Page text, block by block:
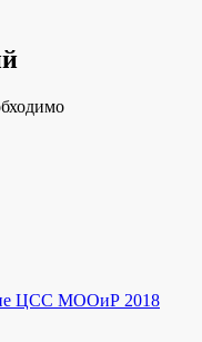
ЦСС МООиР 2018